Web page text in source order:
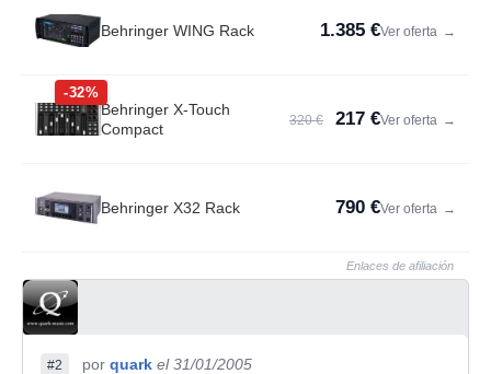
Behringer WING Rack 1.385 €Ver oferta →
-32%
Behringer X-Touch
Compact
320 € 217 €Ver oferta →
Behringer X32 Rack 790 €Ver oferta →
Enlaces de afiliación
#2 por quark el 31/01/2005